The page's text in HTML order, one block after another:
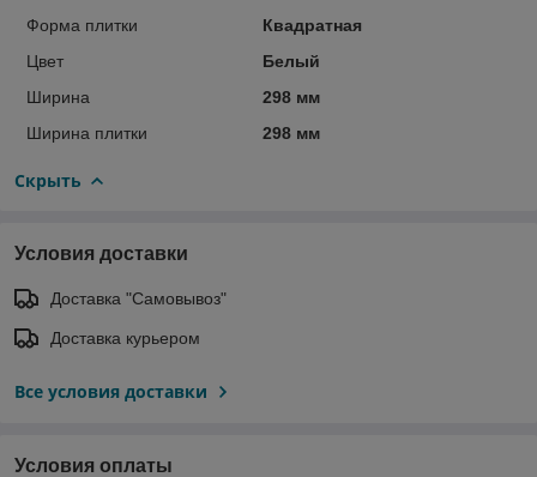
Форма плитки
Квадратная
Цвет
Белый
Ширина
298 мм
Ширина плитки
298 мм
Скрыть
Условия доставки
Доставка "Самовывоз"
Доставка курьером
Все условия доставки
Условия оплаты